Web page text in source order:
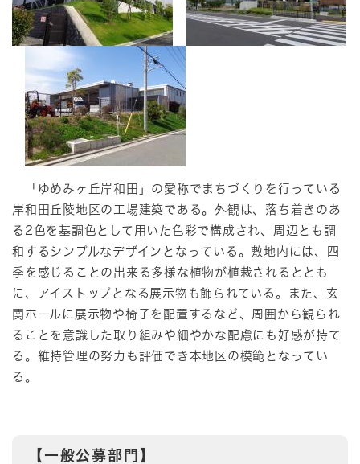
「ゆめみヶ丘岸和田」の愛称でまちづくりを行っている
岸和田丘陵地区の工場建築である。外観は、落ち着きのあ
る2色を基調色として用いた色彩で構成され、周辺とも調
和するシンプルなデザインとなっている。敷地内には、四
季を感じることの出来る多様な植物が植栽されるととも
に、アイストップとなる展示物も飾られている。また、玄
関ホールに展示物や椅子を配置するなど、周囲から観られ
ることを意識した取り組みや細やかな配慮にも好感が持て
る。維持管理の努力も評価でき本地区の模範となってい
る。
【一般公募部門】